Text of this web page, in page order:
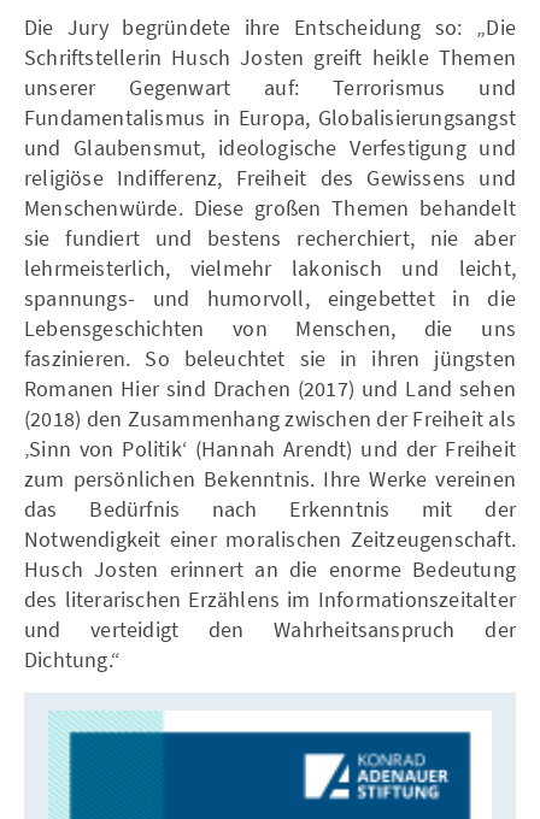
Die Jury begründete ihre Entscheidung so: „Die
Schriftstellerin Husch Josten greift heikle Themen
unserer Gegenwart auf: Terrorismus und
Fundamentalismus in Europa, Globalisierungsangst
und Glaubensmut, ideologische Verfestigung und
religiöse Indifferenz, Freiheit des Gewissens und
Menschenwürde. Diese großen Themen behandelt
sie fundiert und bestens recherchiert, nie aber
lehrmeisterlich, vielmehr lakonisch und leicht,
spannungs- und humorvoll, eingebettet in die
Lebensgeschichten von Menschen, die uns
faszinieren. So beleuchtet sie in ihren jüngsten
Romanen Hier sind Drachen (2017) und Land sehen
(2018) den Zusammenhang zwischen der Freiheit als
‚Sinn von Politik‘ (Hannah Arendt) und der Freiheit
zum persönlichen Bekenntnis. Ihre Werke vereinen
das Bedürfnis nach Erkenntnis mit der
Notwendigkeit einer moralischen Zeitzeugenschaft.
Husch Josten erinnert an die enorme Bedeutung
des literarischen Erzählens im Informationszeitalter
und verteidigt den Wahrheitsanspruch der
Dichtung.“